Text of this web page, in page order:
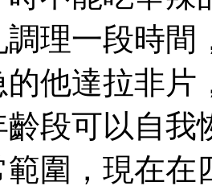
調理一段時
的他達拉非
段可以自我
圍，現在在